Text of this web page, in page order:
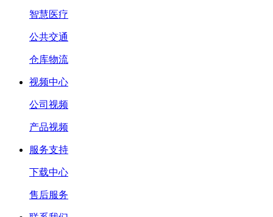
智慧医疗
公共交通
仓库物流
视频中心
公司视频
产品视频
服务支持
下载中心
售后服务